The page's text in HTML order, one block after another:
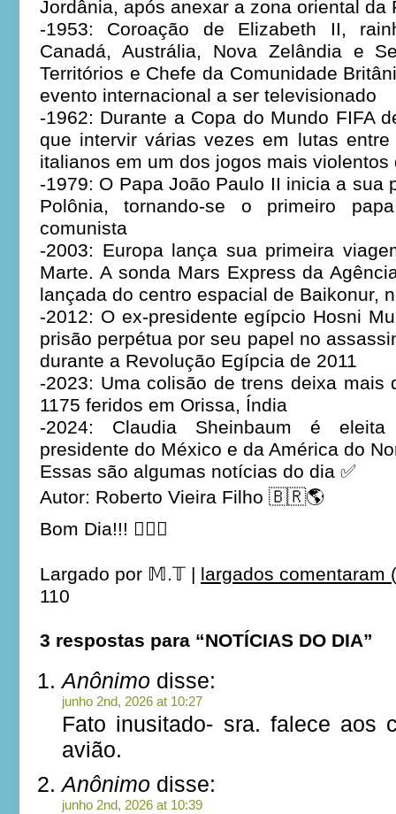
Jordânia, após anexar a zona oriental da
-1953: Coroação de Elizabeth II,
Canadá, Austrália, Nova Zelândia e
Territórios e Chefe da Comunidade
evento internacional a ser televisionado
-1962: Durante a Copa do Mundo FIFA
que intervir várias vezes em lutas
italianos em um dos jogos mais
-1979: O Papa João Paulo II inicia a sua
Polônia, tornando-se o primeiro
comunista
-2003: Europa lança sua primeira
Marte. A sonda Mars Express da
lançada do centro espacial de Baikonur,
-2012: O ex-presidente egípcio Hosni
prisão perpétua por seu papel no
durante a Revolução Egípcia de 2011
-2023: Uma colisão de trens deixa mais
1175 feridos em Orissa, Índia
-2024: Claudia Sheinbaum é
presidente do México e da América do
Essas são algumas notícias do dia ✅
Autor: Roberto Vieira Filho 🇧🇷🌎
Bom Dia!!! 👍🏼😉
Largado por 𝕄.𝕋 | largados comentaram
110
3 respostas para “NOTÍCIAS DO DIA”
Anônimo disse:
junho 2nd, 2026 at 10:27
Fato inusitado- sra. falece aos
avião.
Anônimo disse:
junho 2nd, 2026 at 10:39